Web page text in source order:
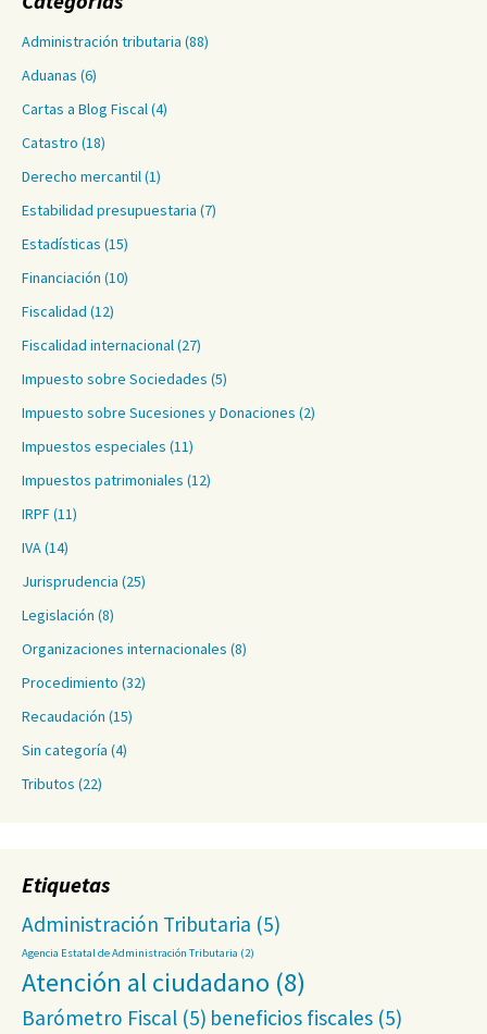
Administración tributaria (88)
Aduanas (6)
Cartas a Blog Fiscal(4)
Catastro (18)
Derecho mercantil(1)
Estabilidad presupuestaria (7)
Estadísticas (15)
Financiación (10)
Fiscalidad (12)
Fiscalidad internacional(27)
Impuesto sobre Sociedades (5)
Impuesto sobre Sucesiones y Donaciones (2)
Impuestos especiales (11)
Impuestos patrimoniales (12)
IRPF(11)
IVA(14)
Jurisprudencia (25)
Legislación (8)
Organizaciones internacionales (8)
Procedimiento (32)
Recaudación (15)
Sin categoría (4)
Tributos (22)
Etiquetas
Administración Tributaria (5)
Agencia Estatal de Administración Tributaria (2)
Atención al ciudadano (8)
Barómetro Fiscal (5) beneficios fiscales (5)